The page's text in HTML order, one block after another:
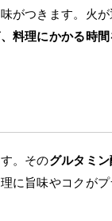
がつきます。火
料理にかかる時
。そのグルタミ
に旨味やコクが